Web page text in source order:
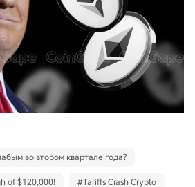
во втором квартале года?
of $120,000! #Tariffs Crash Crypto